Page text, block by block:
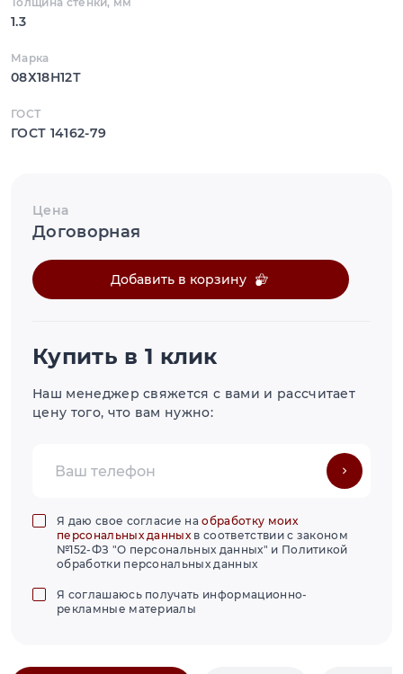
1.3
Марка
08Х18Н12Т
ГОСТ
ГОСТ 14162-79
Цена
Договорная
Добавить в корзину
Купить в 1 клик
Наш менеджер свяжется с вами и рассчитает
цену того, что вам нужно:
Я даю свое согласие наобработку моих
персональных данныхв соответствии с законом
№152-ФЗ "О персональных данных" и Политикой
обработки персональных данных
Я соглашаюсь получать информационно-
рекламные материалы